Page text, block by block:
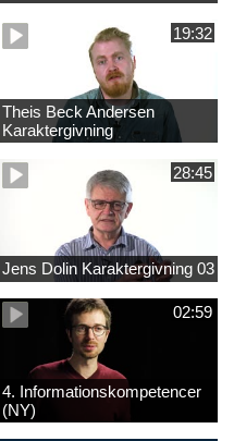
19:32
Theis Beck Andersen
Karaktergivning
28:45
Jens Dolin Karaktergivning 03
02:59
4. Informationskompetencer
(NY)